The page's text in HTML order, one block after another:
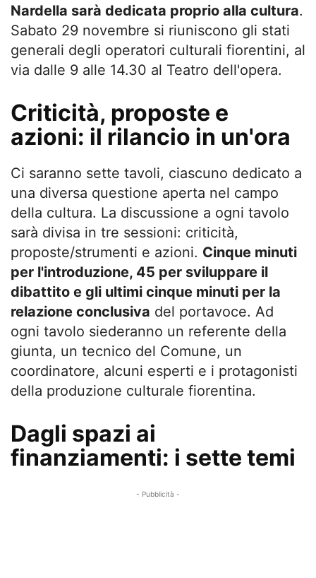
Nardella sarà dedicata proprio alla cultura.
Sabato 29 novembre si riuniscono gli stati
generali degli operatori culturali fiorentini, al
via dalle 9 alle 14.30 al Teatro dell'opera.
Criticità, proposte e
azioni: il rilancio in un'ora
Ci saranno sette tavoli, ciascuno dedicato a
una diversa questione aperta nel campo
della cultura. La discussione a ogni tavolo
sarà divisa in tre sessioni: criticità,
proposte/strumenti e azioni. Cinque minuti
per l'introduzione, 45 per sviluppare il
dibattito e gli ultimi cinque minuti per la
relazione conclusiva del portavoce. Ad
ogni tavolo siederanno un referente della
giunta, un tecnico del Comune, un
coordinatore, alcuni esperti e i protagonisti
della produzione culturale fiorentina.
Dagli spazi ai
finanziamenti: i sette temi
- Pubblicità -